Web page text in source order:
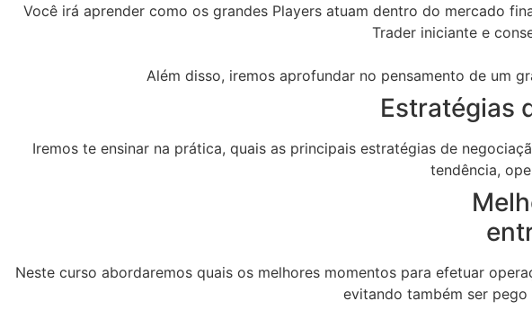
Você irá aprender como os grandes Players atuam dentro do mercado
Trader iniciante e
Além disso, iremos aprofundar no pensamento de um
Estratégias
Iremos te ensinar na prática, quais as principais estratégias de
tendência,
Neste curso abordaremos quais os melhores momentos para efetuar
evitando também ser